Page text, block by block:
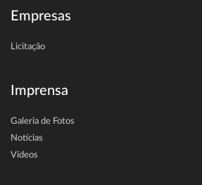
Empresas
Licitação
Imprensa
Galeria de Fotos
Notícias
Vídeos